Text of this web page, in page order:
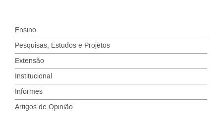
Ensino
Pesquisas, Estudos e Projetos
Extensão
Institucional
Informes
Artigos de Opinião